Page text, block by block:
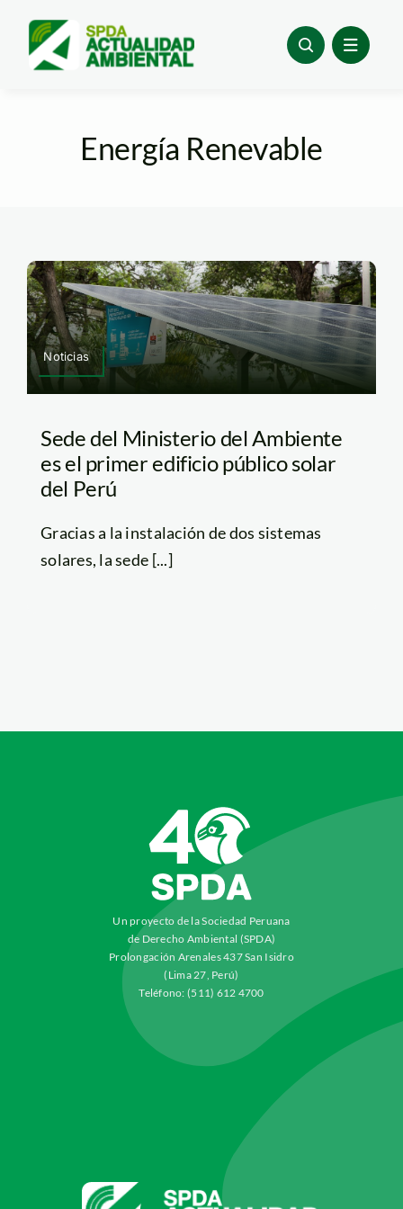
content
Energía Renevable
Noticias
Sede del Ministerio del Ambiente
es el primer edificio público solar
del Perú
Gracias a la instalación de dos sistemas
solares, la sede [...]
Un proyecto de la Sociedad Peruana
de Derecho Ambiental (SPDA)
Prolongación Arenales 437 San Isidro
(Lima 27, Perú)
Teléfono: (511) 612 4700